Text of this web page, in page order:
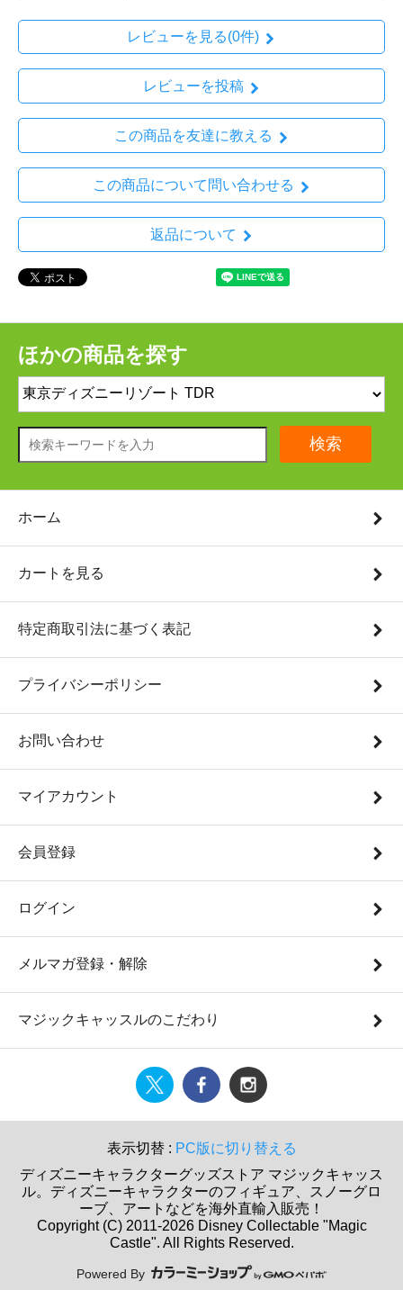
レビューを見る(0件)
レビューを投稿
この商品を友達に教える
この商品について問い合わせる
返品について
ほかの商品を探す
検索
ホーム
カートを見る
特定商取引法に基づく表記
プライバシーポリシー
お問い合わせ
マイアカウント
会員登録
ログイン
メルマガ登録・解除
マジックキャッスルのこだわり
表示切替 : PC版に切り替える
ディズニーキャラクターグッズストア マジックキャッス
ル。ディズニーキャラクターのフィギュア、スノーグロ
ーブ、アートなどを海外直輸入販売！
Copyright (C) 2011-2026 Disney Collectable "Magic
Castle". All Rights Reserved.
Powered By